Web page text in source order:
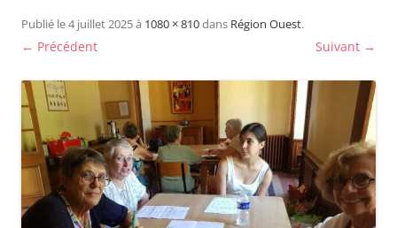
Publié le4 juillet 2025à 1080 × 810dans Région Ouest.
← Précédent Suivant →